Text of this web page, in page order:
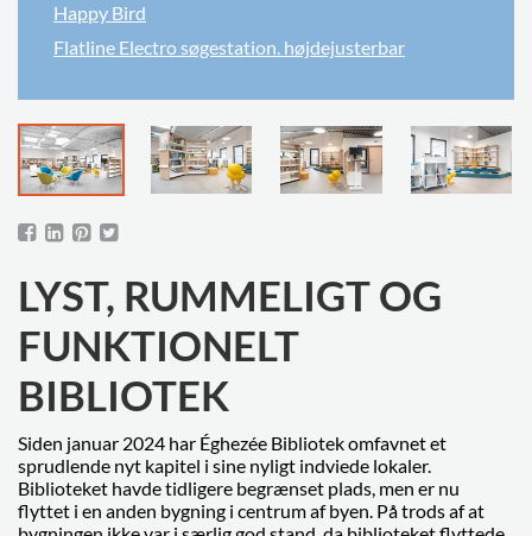
Happy Bird
Flatline Electro søgestation. højdejusterbar
LYST, RUMMELIGT OG
FUNKTIONELT
BIBLIOTEK
Siden januar 2024 har Éghezée Bibliotek omfavnet et
sprudlende nyt kapitel i sine nyligt indviede lokaler.
Biblioteket havde tidligere begrænset plads, men er nu
flyttet i en anden bygning i centrum af byen. På trods af at